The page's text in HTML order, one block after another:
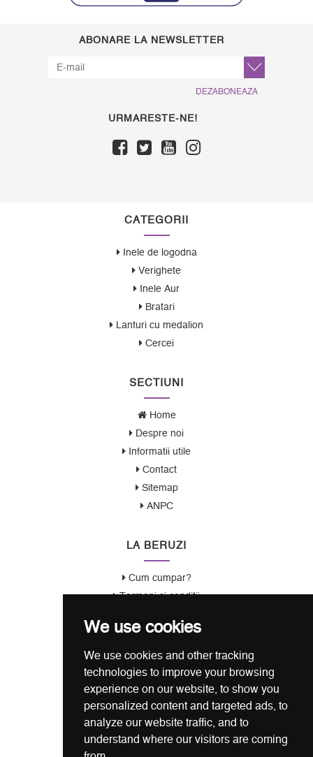
We use cookies
We use cookies and other tracking
technologies to improve your browsing
experience on our website, to show you
personalized content and targeted ads, to
analyze our website traffic, and to
understand where our visitors are coming
ABONARE LA NEWSLETTER
DEZABONEAZA
URMARESTE-NE!
CATEGORII
Inele de logodna
Verighete
Inele Aur
Bratari
Lanturi cu medalion
Cercei
SECTIUNI
Home
Despre noi
Informatii utile
Contact
Sitemap
ANPC
LA BERUZI
Cum cumpar?
Termeni si conditii
Politica de Confidentialitate
Politica de Cookie
ANSPDCP
CONTACT
0721 80 05 68